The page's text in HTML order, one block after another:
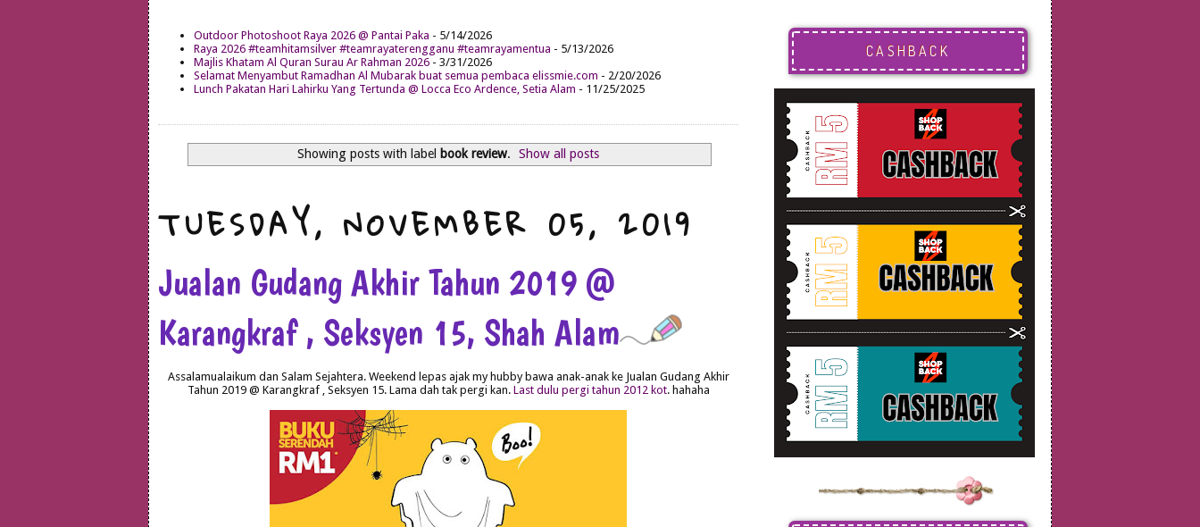
Outdoor Photoshoot Raya 2026 @ Pantai Paka - 5/14/2026
Raya 2026 #teamhitamsilver #teamrayaterengganu #teamrayamentua - 5/13/2026
Majlis Khatam Al Quran Surau Ar Rahman 2026 - 3/31/2026
Selamat Menyambut Ramadhan Al Mubarak buat semua pembaca elissmie.com - 2/20/2026
Lunch Pakatan Hari Lahirku Yang Tertunda @ Locca Eco Ardence, Setia Alam - 11/25/2025
Showing posts with label book review. Show all posts
TUESDAY, NOVEMBER 05, 2019
Jualan Gudang Akhir Tahun 2019 @
Karangkraf , Seksyen 15, Shah Alam
Assalamualaikum dan Salam Sejahtera. Weekend lepas ajak my hubby bawa anak-anak ke Jualan Gudang Akhir
Tahun 2019 @ Karangkraf , Seksyen 15. Lama dah tak pergi kan. Last dulu pergi tahun 2012 kot. hahaha
CASHBACK